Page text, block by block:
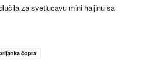
za svetlucavu mini haljinu sa
čopra